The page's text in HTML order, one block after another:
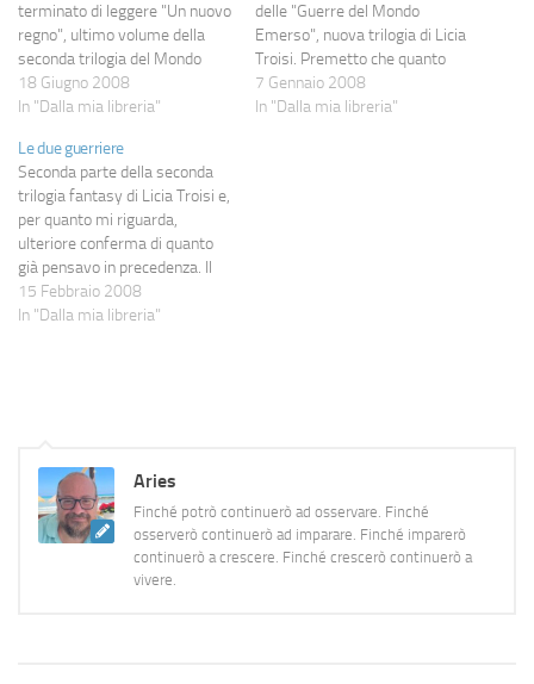
terminato di leggere "Un nuovo
regno", ultimo volume della
seconda trilogia del Mondo
Emerso, e da tempo non mi
capitava di cercare di rubare i
poter leggere le ultime pagine
del romanzo.…
18 Giugno 2008
In "Dalla mia libreria"
delle "Guerre del Mondo
Emerso", nuova trilogia di Licia
Troisi. Premetto che quanto
seguirà è il giudizio di un
acerbo del fantasy, per cui
7 Gennaio 2008
In "Dalla mia libreria"
Le due guerriere
Seconda parte della seconda
trilogia fantasy di Licia Troisi e,
per quanto mi riguarda,
ulteriore conferma di quanto
già pensavo in precedenza. Il
romanzo è piacevole, scorre
perfettamente e fa crescere i
15 Febbraio 2008
In "Dalla mia libreria"
Aries
Finché potrò continuerò ad osservare. Finché
osserverò continuerò ad imparare. Finché imparerò
continuerò a crescere. Finché crescerò continuerò a
vivere.